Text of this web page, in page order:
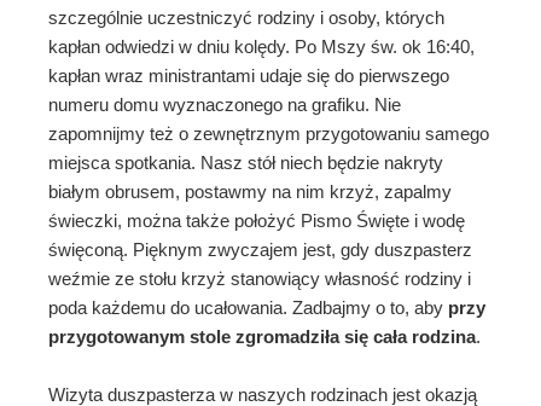
szczególnie uczestniczyć rodziny i osoby, których
kapłan odwiedzi w dniu kolędy. Po Mszy św. ok 16:40,
kapłan wraz ministrantami udaje się do pierwszego
numeru domu wyznaczonego na grafiku. Nie
zapomnijmy też o zewnętrznym przygotowaniu samego
miejsca spotkania. Nasz stół niech będzie nakryty
białym obrusem, postawmy na nim krzyż, zapalmy
świeczki, można także położyć Pismo Święte i wodę
święconą. Pięknym zwyczajem jest, gdy duszpasterz
weźmie ze stołu krzyż stanowiący własność rodziny i
poda każdemu do ucałowania. Zadbajmy o to, aby przy
przygotowanym stole zgromadziła się cała rodzina.
Wizyta duszpasterza w naszych rodzinach jest okazją